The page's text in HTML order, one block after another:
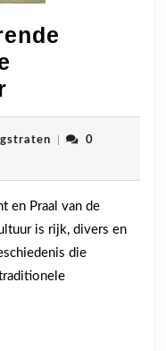
de
Betoverende
van
de
Hongaarse
Cultuur
cdenvhoogstraten
0
en Praal van de
is rijk, divers en
die